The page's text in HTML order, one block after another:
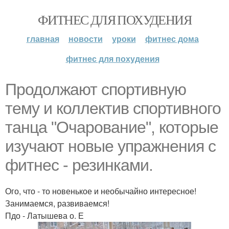
ФИТНЕС ДЛЯ ПОХУДЕНИЯ
главная новости уроки
фитнес дома
фитнес для похудения
Продолжают спортивную
тему и коллектив спортивного
танца "Очарование", которые
изучают новые упражнения с
фитнес - резинками.
Ого, что - то новенькое и необычайно интересное!
Занимаемся, развиваемся!
Пдо - Латышева о. Е